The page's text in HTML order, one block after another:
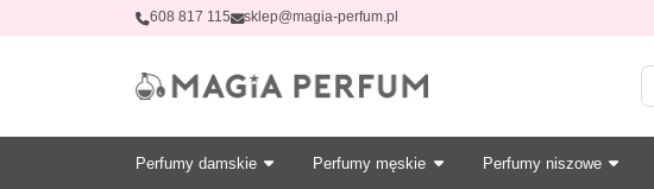
608 817 115 sklep@magia-perfum.pl
Perfumy damskie Perfumy męskie Perfumy niszowe